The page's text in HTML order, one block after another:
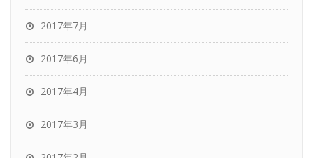
2017年7月
2017年6月
2017年4月
2017年3月